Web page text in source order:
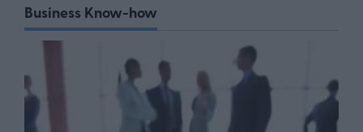
Business Know-how